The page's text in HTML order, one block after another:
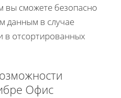
вы сможете безопасно
данным в случае
в отсортированных
Офис